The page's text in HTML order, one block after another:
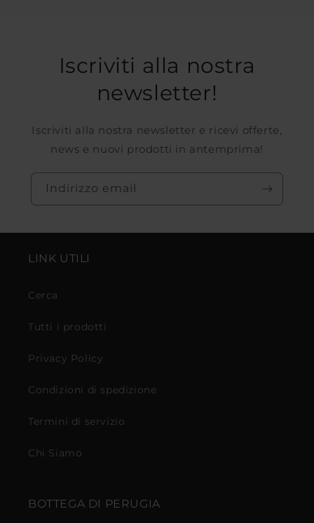
Iscriviti alla nostra
newsletter!
Iscriviti alla nostra newsletter e ricevi offerte,
news e nuovi prodotti in antemprima!
Indirizzo email
LINK UTILI
Cerca
Tutti i prodotti
Privacy Policy
Condizioni di spedizione
Termini di servizio
Chi Siamo
BOTTEGA DI PERUGIA